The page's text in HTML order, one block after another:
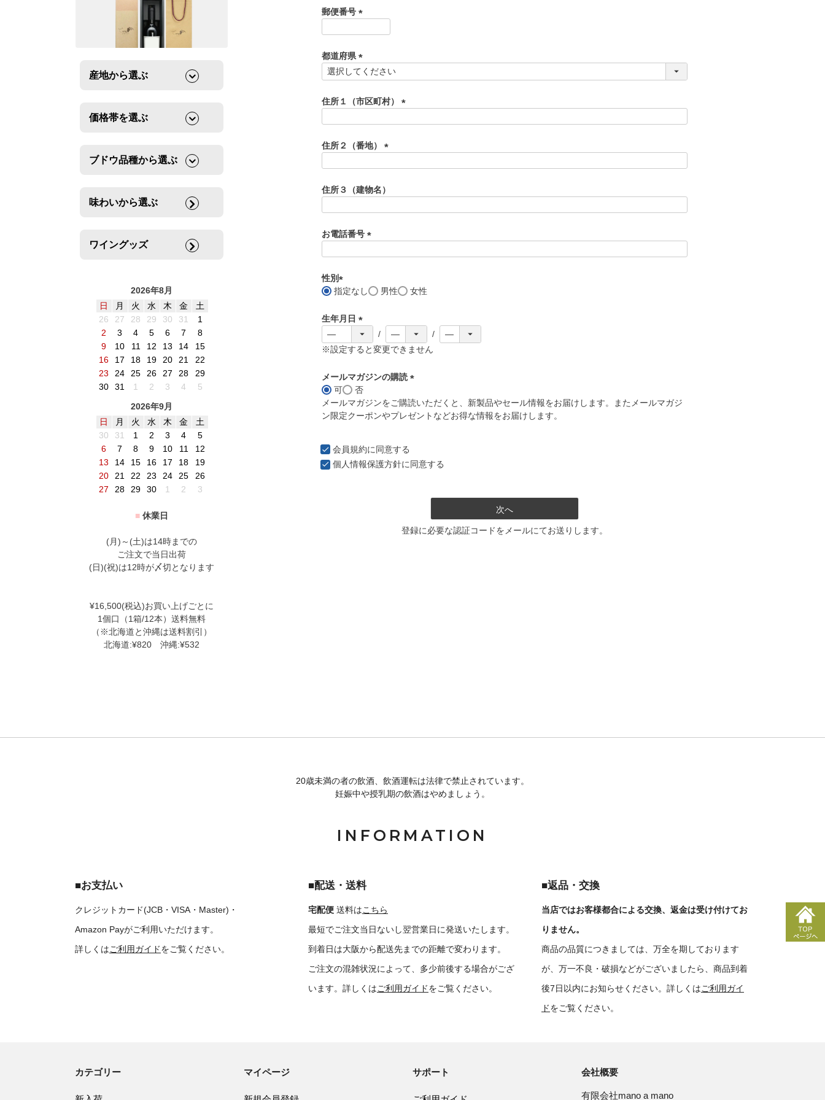
産地から選ぶ
価格帯を選ぶ
ブドウ品種から選ぶ
味わいから選ぶ
ワイングッズ
2026年8月
日
月 火 水 木 金
土
26
27 28 29 30 31
1
2
3 4 5 6 7
8
9
10 11 12 13 14
15
16
17 18 19 20 21
22
23
24 25 26 27 28
29
30
31 1 2 3 4
5
2026年9月
日
月 火 水 木 金
土
30
31 1 2 3 4
5
6
7 8 9 10 11
12
13
14 15 16 17 18
19
20
21 22 23 24 25
26
27
28 29 30 1 2 3
■ 休業日
(月)～(土)は14時までの
ご注文で当日出荷
(日)(祝)は12時が〆切となります
¥16,500(税込)お買い上げごとに
1個口（1箱/12本）送料無料
（※北海道と沖縄は送料割引）
北海道:¥820 沖縄:¥532
)
郵便番号
須
)
都道府県
(
須
)
住所１（市区町村）
)
住所２（番地）
須
)
住所３（建物名）
お電話番号
)
性別
(
須
指定なし 男性 女性
生年月日
(
必
)
※設定すると変更できません
メールマガジンの購読
必
須
可
否
メールマガジンをご購読いただくと、新製品やセール情報をお届けします。またメールマガジ
ン限定クーポンやプレゼントなどお得な情報をお届けします。
会員規約に同意する
個人情報保護方針に同意する
次へ
登録に必要な認証コードをメールにてお送りします。
20歳未満の者の飲酒、飲酒運転は法律で禁止されています。
妊娠中や授乳期の飲酒はやめましょう。
INFORMATION
■お支払い
クレジットカード(JCB・VISA・Master)・
Amazon Payがご利用いただけます。
詳しくはご利用ガイドをご覧ください。
■配送・送料
宅配便 送料はこちら
最短でご注文当日ないし翌営業日に発送いたします。
到着日は大阪から配送先までの距離で変わります。
ご注文の混雑状況によって、多少前後する場合がござ
います。詳しくはご利用ガイドをご覧ください。
■返品・交換
当店ではお客様都合による交換、返金は受け付けてお
りません。
商品の品質につきましては、万全を期しております
が、万一不良・破損などがございましたら、商品到着
後7日以内にお知らせください。詳しくはご利用ガイ
ドをご覧ください。
カテゴリー マイページ サポート 会社概要
有限会社mano a mano